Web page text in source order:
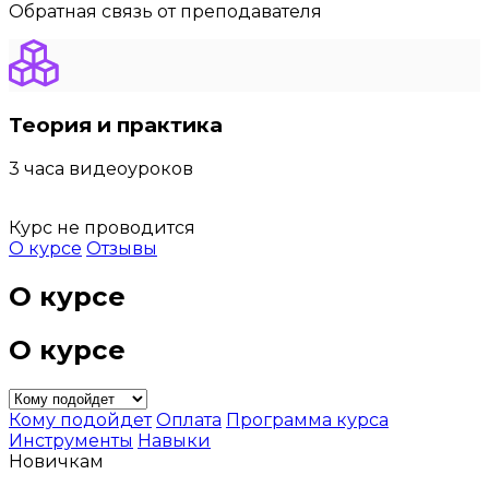
Обратная связь от преподавателя
Теория и практика
3 часа видеоуроков
Курс не проводится
О курсе Отзывы
О курсе
О курсе
Кому подойдет Оплата Программа курса
Инструменты Навыки
Новичкам